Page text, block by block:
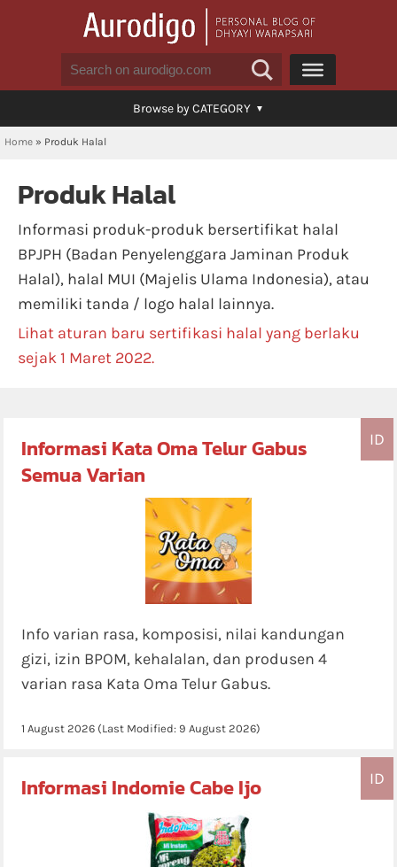
Browse by CATEGORY
Home » Produk Halal
Produk Halal
Informasi produk-produk bersertifikat halal
BPJPH (Badan Penyelenggara Jaminan Produk
Halal), halal MUI (Majelis Ulama Indonesia), atau
memiliki tanda / logo halal lainnya.
Lihat aturan baru sertifikasi halal yang berlaku
sejak 1 Maret 2022.
ID
Informasi Kata Oma Telur Gabus
Semua Varian
Info varian rasa, komposisi, nilai kandungan
gizi, izin BPOM, kehalalan, dan produsen 4
varian rasa Kata Oma Telur Gabus.
1 August 2026 (Last Modified: 9 August 2026)
ID
Informasi Indomie Cabe Ijo